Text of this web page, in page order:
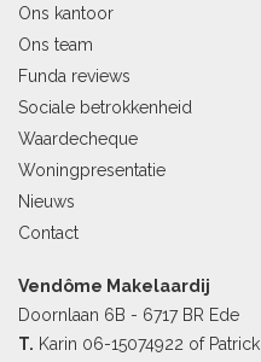
Ons kantoor
Ons team
Funda reviews
Sociale betrokkenheid
Waardecheque
Woningpresentatie
Nieuws
Contact
Vendôme Makelaardij
Doornlaan 6B - 6717 BR Ede
T. Karin 06-15074922 of Patrick